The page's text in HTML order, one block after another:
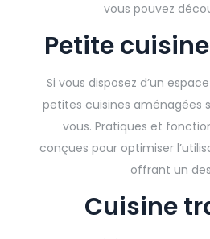
vous pouvez
Petite
Si vous disposez d’un
petites cuisines aménagées
vous. Pratiques et
conçues pour optimiser
offrant un
Cuisine